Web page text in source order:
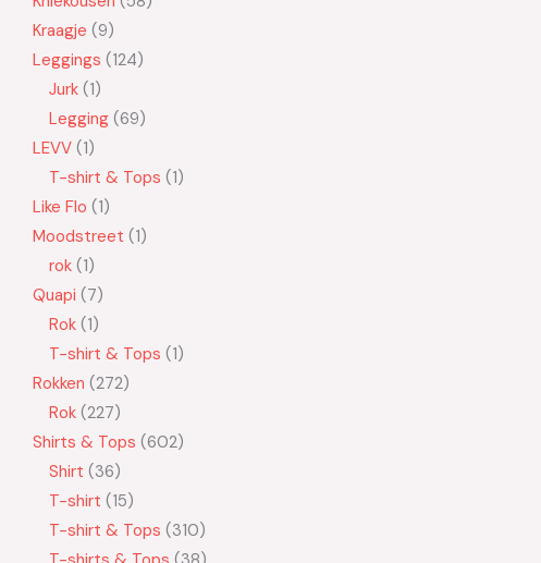
Kraagje 9
Leggings 124
Jurk 1
Legging 69
LEVV 1
T-shirt & Tops 1
Like Flo 1
Moodstreet 1
rok 1
Quapi 7
Rok 1
T-shirt & Tops 1
Rokken 272
Rok 227
Shirts & Tops 602
Shirt 36
T-shirt 15
T-shirt & Tops 310